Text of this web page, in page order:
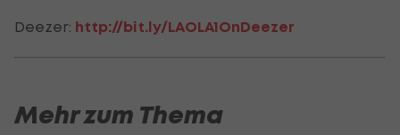
Deezer: http://bit.ly/LAOLA1OnDeezer
Mehr zum Thema